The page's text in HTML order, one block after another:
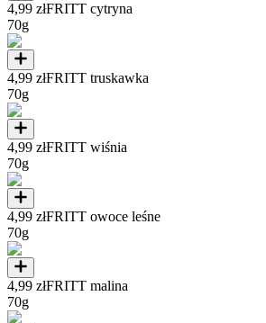
4,99 złFRITT cytryna
70g
4,99 złFRITT truskawka
70g
4,99 złFRITT wiśnia
70g
4,99 złFRITT owoce leśne
70g
4,99 złFRITT malina
70g